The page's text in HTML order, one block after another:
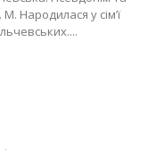
Народилася у сім’ї